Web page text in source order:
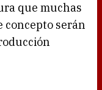
que muchas
concepto serán